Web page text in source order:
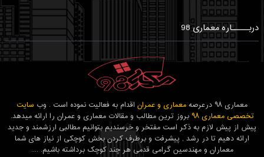
دربـــــاره معماری 98
معماری ۹۸ درعرصه معماری و عمران اقدام به فعالیت نموده است . وب سایت
تخصصی معماری ۹۸
بروز ترین مطالب و مقالات معماری و عمران را ارائه میدهد.
پیش از پیش لازم به ذکر است مفتخر و خرسندیم بتوانیم مطالبی ارزشمند و جدید
ارائه دهیم تا در رشد , پیشرفت و برطرف کردن بخش کوچکی از نیاز های شما
معماران و مهندسین گرامی قدمی هر چند کوچک برداشته باشیم. ....